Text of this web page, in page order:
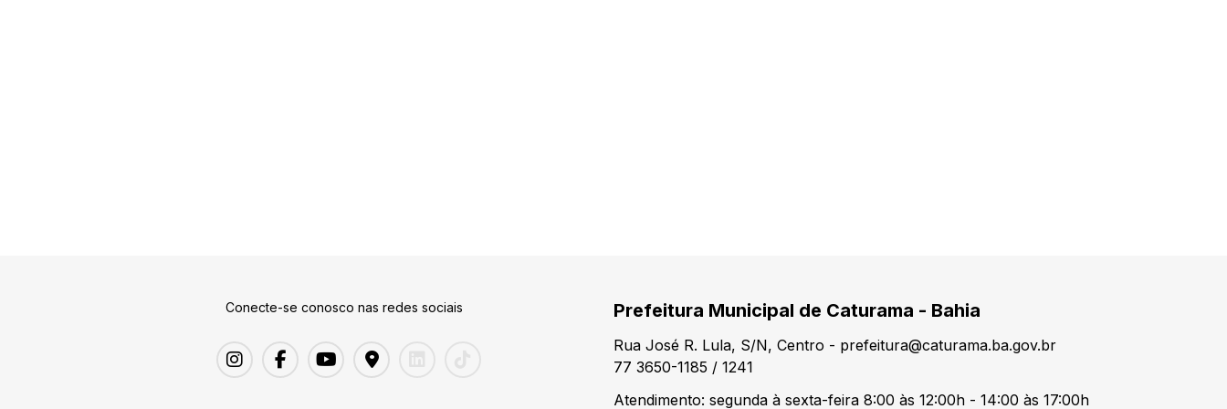
Conecte-se conosco nas redes sociais Prefeitura Municipal de Caturama - Bahia
Rua José R. Lula, S/N, Centro - prefeitura@caturama.ba.gov.br
77 3650-1185 / 1241
Atendimento: segunda à sexta-feira 8:00 às 12:00h - 14:00 às 17:00h